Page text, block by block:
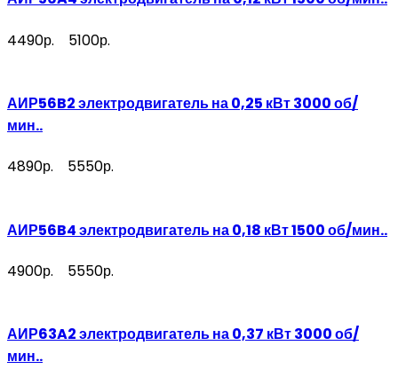
4490р. 5100р.
АИР56B2 электродвигатель на 0,25 кВт 3000 об/
мин..
4890р. 5550р.
АИР56B4 электродвигатель на 0,18 кВт 1500 об/мин..
4900р. 5550р.
АИР63A2 электродвигатель на 0,37 кВт 3000 об/
мин..